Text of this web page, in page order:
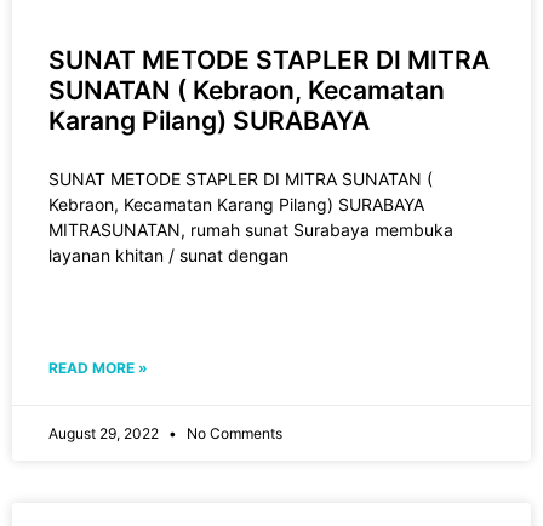
SUNAT METODE STAPLER DI MITRA
SUNATAN ( Kebraon, Kecamatan
Karang Pilang) SURABAYA
SUNAT METODE STAPLER DI MITRA SUNATAN (
Kebraon, Kecamatan Karang Pilang) SURABAYA
MITRASUNATAN, rumah sunat Surabaya membuka
layanan khitan / sunat dengan
READ MORE »
August 29, 2022 No Comments